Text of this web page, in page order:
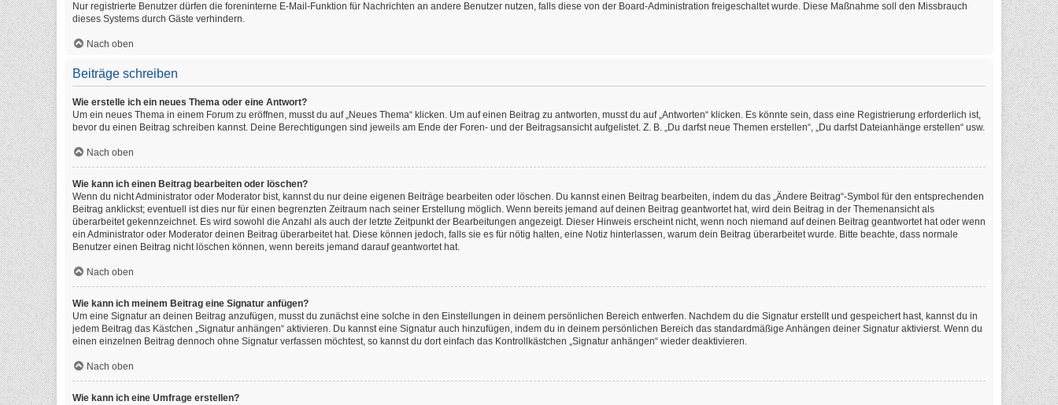
Nur registrierte Benutzer dürfen die foreninterne E-Mail-Funktion für Nachrichten an andere Benutzer nutzen, falls diese von der Board-Administration freigeschaltet wurde. Diese Maßnahme soll den Missbrauch
dieses Systems durch Gäste verhindern.
Nach oben
Beiträge schreiben
Wie erstelle ich ein neues Thema oder eine Antwort?
Um ein neues Thema in einem Forum zu eröffnen, musst du auf „Neues Thema“ klicken. Um auf einen Beitrag zu antworten, musst du auf „Antworten“ klicken. Es könnte sein, dass eine Registrierung erforderlich ist,
bevor du einen Beitrag schreiben kannst. Deine Berechtigungen sind jeweils am Ende der Foren- und der Beitragsansicht aufgelistet. Z. B. „Du darfst neue Themen erstellen“, „Du darfst Dateianhänge erstellen“ usw.
Nach oben
Wie kann ich einen Beitrag bearbeiten oder löschen?
Wenn du nicht Administrator oder Moderator bist, kannst du nur deine eigenen Beiträge bearbeiten oder löschen. Du kannst einen Beitrag bearbeiten, indem du das „Ändere Beitrag“-Symbol für den entsprechenden
Beitrag anklickst; eventuell ist dies nur für einen begrenzten Zeitraum nach seiner Erstellung möglich. Wenn bereits jemand auf deinen Beitrag geantwortet hat, wird dein Beitrag in der Themenansicht als
überarbeitet gekennzeichnet. Es wird sowohl die Anzahl als auch der letzte Zeitpunkt der Bearbeitungen angezeigt. Dieser Hinweis erscheint nicht, wenn noch niemand auf deinen Beitrag geantwortet hat oder wenn
ein Administrator oder Moderator deinen Beitrag überarbeitet hat. Diese können jedoch, falls sie es für nötig halten, eine Notiz hinterlassen, warum dein Beitrag überarbeitet wurde. Bitte beachte, dass normale
Benutzer einen Beitrag nicht löschen können, wenn bereits jemand darauf geantwortet hat.
Nach oben
Wie kann ich meinem Beitrag eine Signatur anfügen?
Um eine Signatur an deinen Beitrag anzufügen, musst du zunächst eine solche in den Einstellungen in deinem persönlichen Bereich entwerfen. Nachdem du die Signatur erstellt und gespeichert hast, kannst du in
jedem Beitrag das Kästchen „Signatur anhängen“ aktivieren. Du kannst eine Signatur auch hinzufügen, indem du in deinem persönlichen Bereich das standardmäßige Anhängen deiner Signatur aktivierst. Wenn du
einen einzelnen Beitrag dennoch ohne Signatur verfassen möchtest, so kannst du dort einfach das Kontrollkästchen „Signatur anhängen“ wieder deaktivieren.
Nach oben
Wie kann ich eine Umfrage erstellen?